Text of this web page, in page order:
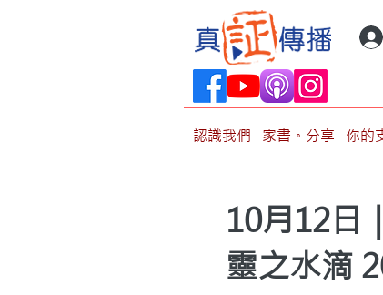
認識我們 家書。分享 你的
10月12日
靈之水滴